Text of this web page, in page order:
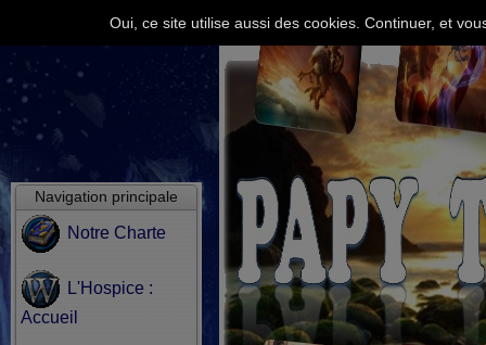
Navigation principale
Notre Charte
L'Hospice :
Accueil
Oui, ce site utilise aussi des cookies. Continuer, et